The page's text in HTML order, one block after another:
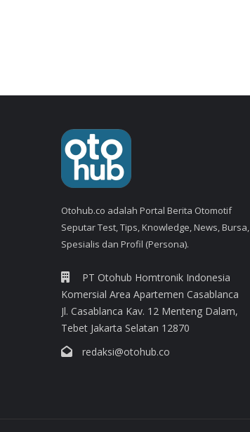
Otohub.co adalah Portal Berita Otomotif
Seputar Test, Tips, Knowledge, News, Bursa,
Spesialis dan Profil (Persona).
PT Otohub Homtronik Indonesia
Komersial Area Apartemen Casablanca
Jl. Casablanca Kav. 12 Menteng Dalam,
Tebet Jakarta Selatan 12870
redaksi@otohub.co